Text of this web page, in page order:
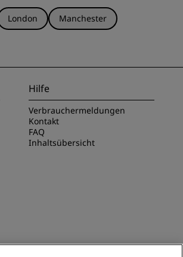
London
Manchester
Hilfe
Verbrauchermeldungen
Kontakt
FAQ
Inhaltsübersicht